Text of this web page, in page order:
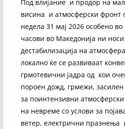
Под влијание и продор на
висина и атмосферски фронт
недела 31 мај 2026 особено
часови во Македонија ни
дестабилизација на
локално ќе се развиваат
грмотевични јадра од кои
пороен дожд, грмежи,
за поинтензивни
на невреме со услови за
ветер, електрични празнења